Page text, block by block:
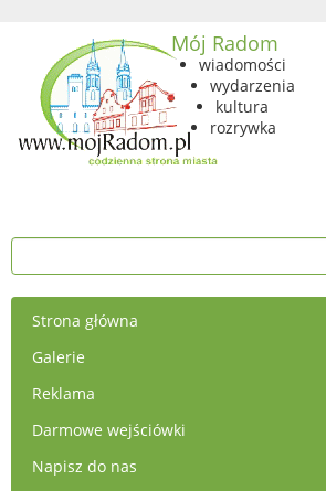
Mój Radom
wiadomości
wydarzenia
kultura
rozrywka
Strona główna
Galerie
Reklama
Darmowe wejściówki
Napisz do nas